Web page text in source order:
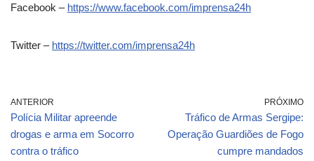
Facebook – https://www.facebook.com/imprensa24h
Twitter – https://twitter.com/imprensa24h
ANTERIOR
Polícia Militar apreende
drogas e arma em Socorro
contra o tráfico
PRÓXIMO
Tráfico de Armas Sergipe:
Operação Guardiões de Fogo
cumpre mandados